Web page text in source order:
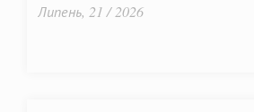
Липень, 21 / 2026